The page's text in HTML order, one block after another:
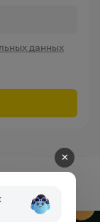
данных
✕